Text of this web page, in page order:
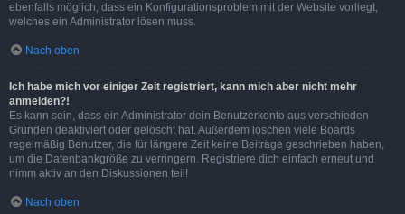
ebenfalls möglich, dass ein Konfigurationsproblem mit der Website vorliegt,
welches ein Administrator lösen muss.
Nach oben
Ich habe mich vor einiger Zeit registriert, kann mich aber nicht mehr
anmelden?!
Es kann sein, dass ein Administrator dein Benutzerkonto aus verschieden
Gründen deaktiviert oder gelöscht hat. Außerdem löschen viele Boards
regelmäßig Benutzer, die für längere Zeit keine Beiträge geschrieben haben,
um die Datenbankgröße zu verringern. Registriere dich einfach erneut und
nimm aktiv an den Diskussionen teil!
Nach oben